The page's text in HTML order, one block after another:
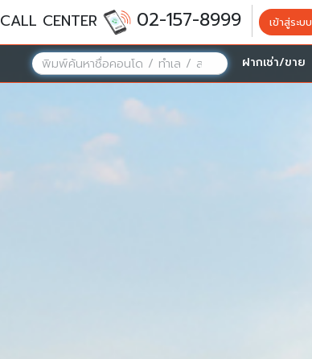
CALL CENTER 02-157-8999 เข้าสู่ระบบ
ฝากเช่า/ขาย